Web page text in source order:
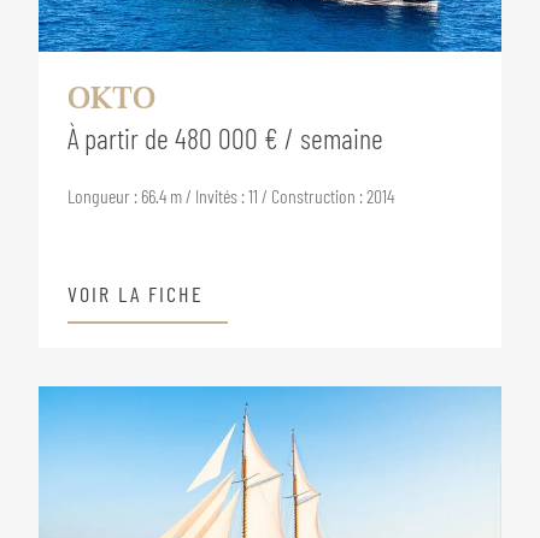
OKTO
À partir de 480 000 € / semaine
Longueur : 66.4 m / Invités : 11 / Construction : 2014
VOIR LA FICHE